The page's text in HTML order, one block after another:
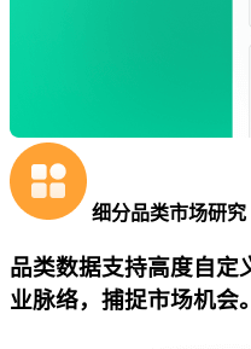
细分品类市场研究
品类数据支持高度自定
业脉络，捕捉市场机会。